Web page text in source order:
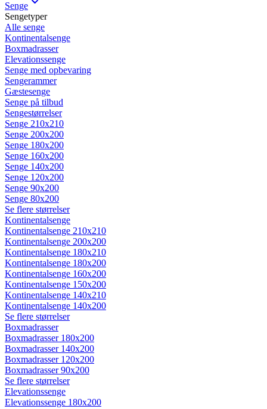
Senge
Sengetyper
Alle senge
Kontinentalsenge
Boxmadrasser
Elevationssenge
Senge med opbevaring
Sengerammer
Gæstesenge
Senge på tilbud
Sengestørrelser
Senge 210x210
Senge 200x200
Senge 180x200
Senge 160x200
Senge 140x200
Senge 120x200
Senge 90x200
Senge 80x200
Se flere størrelser
Kontinentalsenge
Kontinentalsenge 210x210
Kontinentalsenge 200x200
Kontinentalsenge 180x210
Kontinentalsenge 180x200
Kontinentalsenge 160x200
Kontinentalsenge 150x200
Kontinentalsenge 140x210
Kontinentalsenge 140x200
Se flere størrelser
Boxmadrasser
Boxmadrasser 180x200
Boxmadrasser 140x200
Boxmadrasser 120x200
Boxmadrasser 90x200
Se flere størrelser
Elevationssenge
Elevationssenge 180x200